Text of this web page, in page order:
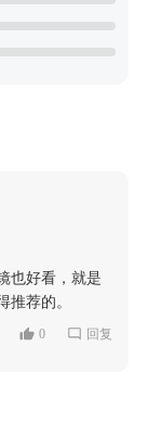
也好看，就是
推荐的。
0 回复